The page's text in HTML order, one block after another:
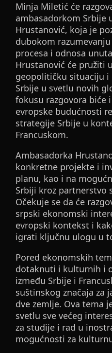
Minja Miletić će
ambasadorkom Srbije
Hrustanović, koja je
dubokom
procesa i odnosa
Hrustanović će pružiti
geopolitičku situaciju
Srbije u svetlu novih
fokusu razgovora biće
evropske budućnosti
strategije Srbije u
Francuskom.
Ambasadorka
konkretne projekte i
planu, kao i na
Srbiji kroz partnerstvo
Očekuje se da će
srpski ekonomski
evropski kontekst i
igrati ključnu ulogu u
Pored ekonomskih
dotaknuti i kulturnih i
između Srbije i
suštinskog značaja za
dve zemlje. Ova tema
svetlu sve većeg
za studije i rad u
mogućnosti za